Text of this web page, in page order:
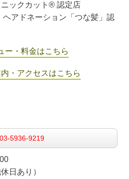
ックカット® 認定店
アドネーション「つな髪」認
ー・料金はこちら
・アクセスはこちら
03-5936-9219
日あり）